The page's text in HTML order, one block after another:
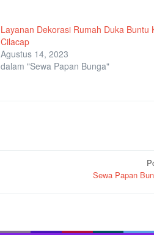
Layanan Dekorasi Rumah Duka Buntu
Cilacap
Agustus 14, 2023
dalam "Sewa Papan Bunga"
Sewa Papan